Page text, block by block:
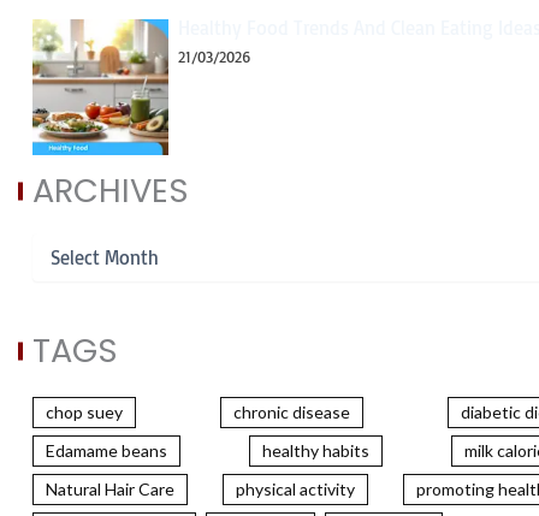
21/03/2026
ARCHIVES
TAGS
chop suey chronic disease
diabetic
Edamame beans
healthy habits
milk
Natural Hair Care
physical activity
promoting